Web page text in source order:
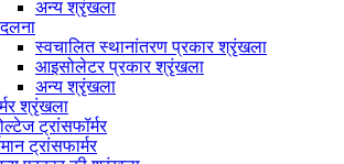
अन्य श्रृंखला
स्वचालित स्थानांतरण प्रकार श्रृंखला
आइसोलेटर प्रकार श्रृंखला
अन्य श्रृंखला
श्रृंखला
ट्रांसफॉर्मर
ट्रांसफार्मर